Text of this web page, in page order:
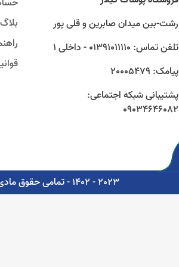
رشت-بین میدان صابرین و قلی پور
تلفن تماس: 01391011110 - داخلی 1
پیامک: 20005479
پشتیبانی شبکه اجتماعی:
09034646082
بلاگ
2023 - 1402 - تمامی حقوق مادی و معنوی برای شرکت پوشاک سبز گستر گیلار محفوظ است. - مشاوره، پشتیبانی و طراحی اتوماسیون دیجیتال: